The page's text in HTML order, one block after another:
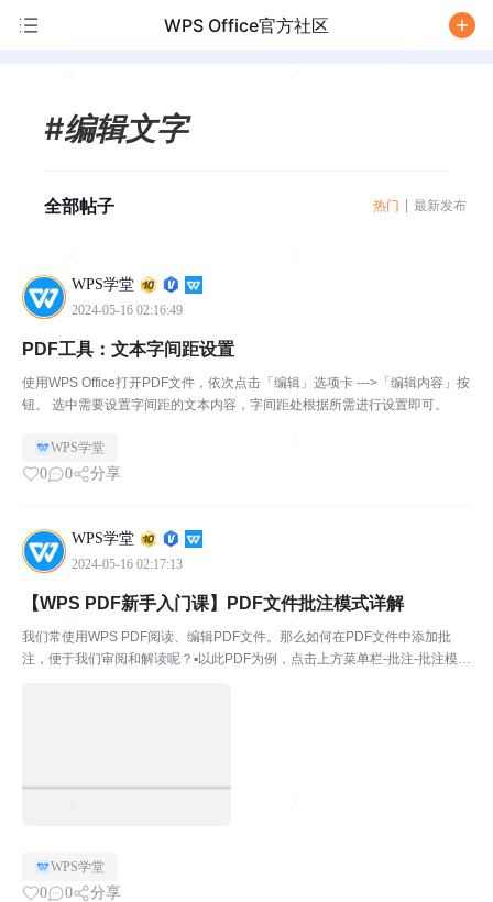
WPS Office官方社区
#编辑文字
全部帖子 热门 最新发布
WPS学堂
2024-05-16 02:16:49
PDF工具：文本字间距设置
使用WPS Office打开PDF文件，依次点击「编辑」选项卡 --->「编辑内容」按
钮。 选中需要设置字间距的文本内容，字间距处根据所需进行设置即可。
WPS学堂
0 0 分享
WPS学堂
2024-05-16 02:17:13
【WPS PDF新手入门课】PDF文件批注模式详解
我们常使用WPS PDF阅读、编辑PDF文件。那么如何在PDF文件中添加批
注，便于我们审阅和解读呢？▪以此PDF为例，点击上方菜单栏-批注-批注模
WPS学堂
0 0 分享